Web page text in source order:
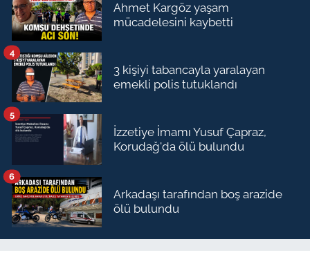
Ahmet Kargöz yaşam
mücadelesini kaybetti
3 kişiyi tabancayla yaralayan
emekli polis tutuklandı
4
İzzetiye İmamı Yusuf Çapraz,
Korudağ'da ölü bulundu
5
Arkadaşı tarafından boş arazide
ölü bulundu
6